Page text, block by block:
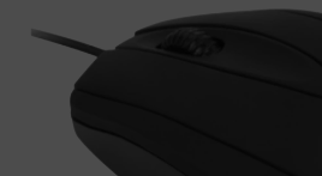
Для кухни
Аудиотехника для автомобилей